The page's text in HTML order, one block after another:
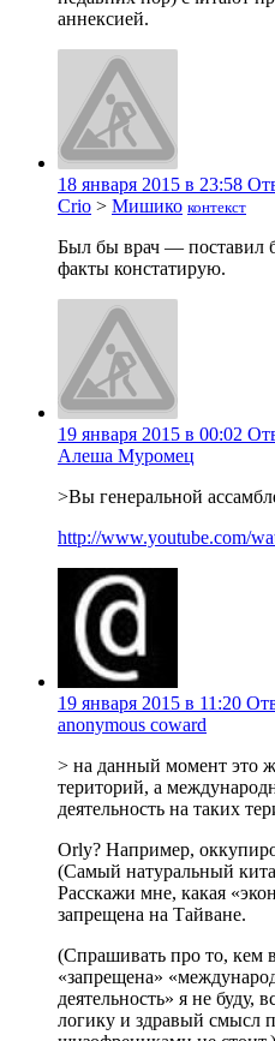
аннексией.
18 января 2015 в 23:58
Crio > Мишико контекст
Был бы врач — поставил
факты констатирую.
19 января 2015 в 00:02
Алеша Муромец
>Вы генеральной
http://www.youtube.com/
19 января 2015 в 11:20
anonymous coward
> на данный момент это
територий, а
деятельность на таких
Orly? Например,
(Самый натуральный
Расскажи мне, какая
запрещена на Тайване.
(Спрашивать про то, кем
«запрещена»
деятельность» я не буду,
логику и здравый смысл